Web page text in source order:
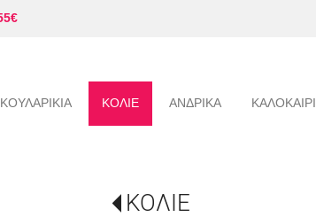
ΚΟΛΙΕ ΑΝΔΡΙΚΑ ΚΑΛΟΚΑΙΡΙ
ΚΟΛΙΕ